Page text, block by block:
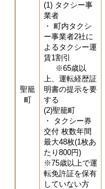
聖籠
町
(1) タクシー事
業者
・ 町内タクシ
ー事業者2社に
よるタクシー運
賃1割引
※65歳以
上、運転経歴証
明書の提示を要
する
(2)聖籠町
・ タクシー券
交付 枚数年間
最大48枚(1枚あ
たり800円)
※75歳以上で運
転免許証を保有
していない方